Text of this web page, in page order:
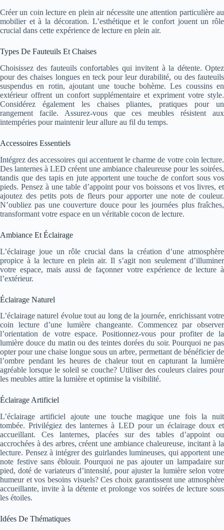
Créer un coin lecture en plein air nécessite une attention particulière au
mobilier et à la décoration. L’esthétique et le confort jouent un rôle
crucial dans cette expérience de lecture en plein air.
Types De Fauteuils Et Chaises
Choisissez des fauteuils confortables qui invitent à la détente. Optez
pour des chaises longues en teck pour leur durabilité, ou des fauteuils
suspendus en rotin, ajoutant une touche bohème. Les coussins en
extérieur offrent un confort supplémentaire et expriment votre style.
Considérez également les chaises pliantes, pratiques pour un
rangement facile. Assurez-vous que ces meubles résistent aux
intempéries pour maintenir leur allure au fil du temps.
Accessoires Essentiels
Intégrez des accessoires qui accentuent le charme de votre coin lecture.
Des lanternes à LED créent une ambiance chaleureuse pour les soirées,
tandis que des tapis en jute apportent une touche de confort sous vos
pieds. Pensez à une table d’appoint pour vos boissons et vos livres, et
ajoutez des petits pots de fleurs pour apporter une note de couleur.
N’oubliez pas une couverture douce pour les journées plus fraîches,
transformant votre espace en un véritable cocon de lecture.
Ambiance Et Éclairage
L’éclairage joue un rôle crucial dans la création d’une atmosphère
propice à la lecture en plein air. Il s’agit non seulement d’illuminer
votre espace, mais aussi de façonner votre expérience de lecture à
l’extérieur.
Éclairage Naturel
L’éclairage naturel évolue tout au long de la journée, enrichissant votre
coin lecture d’une lumière changeante. Commencez par observer
l’orientation de votre espace. Positionnez-vous pour profiter de la
lumière douce du matin ou des teintes dorées du soir. Pourquoi ne pas
opter pour une chaise longue sous un arbre, permettant de bénéficier de
l’ombre pendant les heures de chaleur tout en capturant la lumière
agréable lorsque le soleil se couche? Utiliser des couleurs claires pour
les meubles attire la lumière et optimise la visibilité.
Éclairage Artificiel
L’éclairage artificiel ajoute une touche magique une fois la nuit
tombée. Privilégiez des lanternes à LED pour un éclairage doux et
accueillant. Ces lanternes, placées sur des tables d’appoint ou
accrochées à des arbres, créent une ambiance chaleureuse, incitant à la
lecture. Pensez à intégrer des guirlandes lumineuses, qui apportent une
note festive sans éblouir. Pourquoi ne pas ajouter un lampadaire sur
pied, doté de variateurs d’intensité, pour ajuster la lumière selon votre
humeur et vos besoins visuels? Ces choix garantissent une atmosphère
accueillante, invite à la détente et prolonge vos soirées de lecture sous
les étoiles.
Idées De Thématiques